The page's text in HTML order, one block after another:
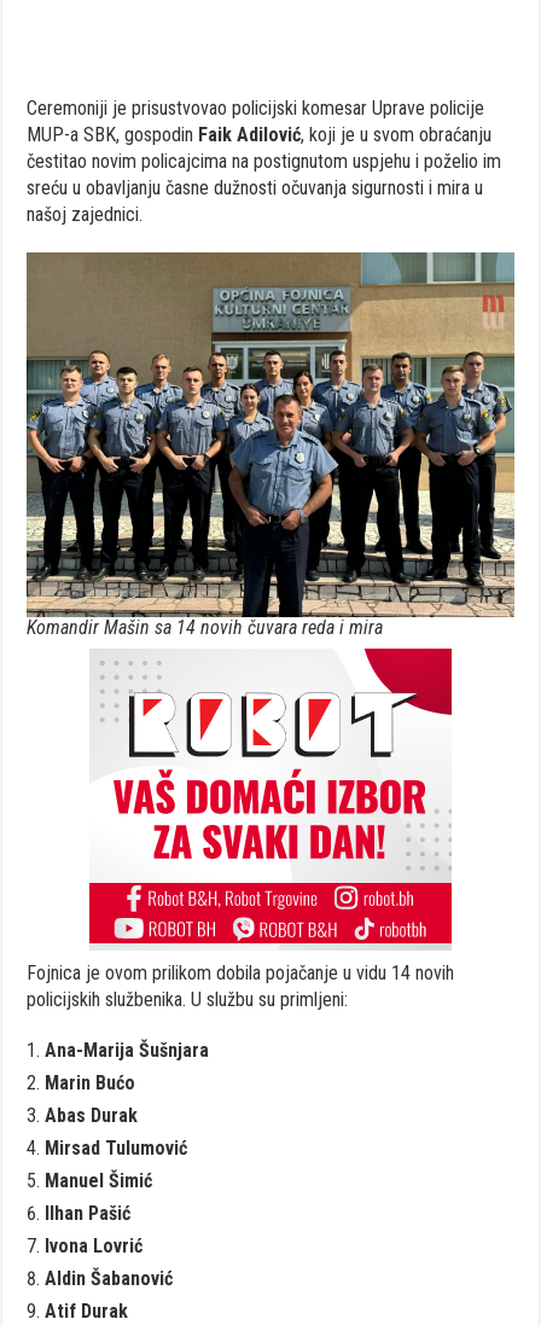
Ceremoniji je prisustvovao policijski komesar Uprave policije
MUP-a SBK, gospodin Faik Adilović, koji je u svom obraćanju
čestitao novim policajcima na postignutom uspjehu i poželio im
sreću u obavljanju časne dužnosti očuvanja sigurnosti i mira u
našoj zajednici.
Komandir Mašin sa 14 novih čuvara reda i mira
Fojnica je ovom prilikom dobila pojačanje u vidu 14 novih
policijskih službenika. U službu su primljeni:
Ana-Marija Šušnjara
Marin Bućo
Abas Durak
Mirsad Tulumović
Manuel Šimić
Ilhan Pašić
Ivona Lovrić
Aldin Šabanović
Atif Durak